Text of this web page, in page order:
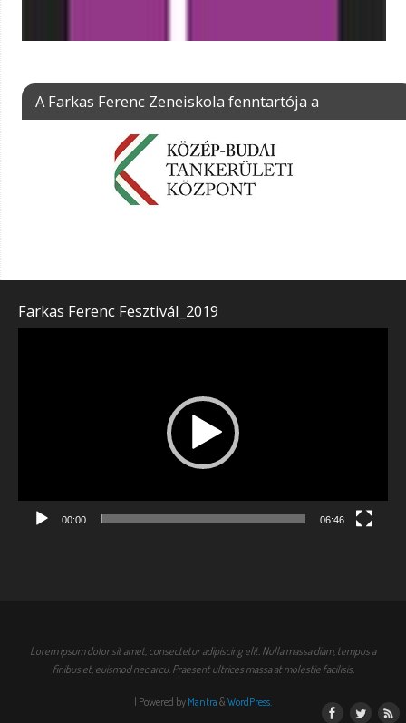
A Farkas Ferenc Zeneiskola fenntartója a
Farkas Ferenc Fesztivál_2019
00:00 06:46
Lorem ipsum dolor sit amet, consectetur adipiscing elit. Nulla massa diam, tempus a
finibus et, euismod nec arcu. Praesent ultrices massa at molestie facilisis.
| Powered by Mantra & WordPress.